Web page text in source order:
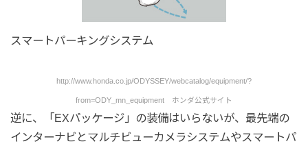
スマートパーキングシステム
http://www.honda.co.jp/ODYSSEY/webcatalog/equipment/?
from=ODY_mn_equipment ホンダ公式サイト
逆に、「EXパッケージ」の装備はいらないが、最先端の
インターナビとマルチビューカメラシステムやスマートパ